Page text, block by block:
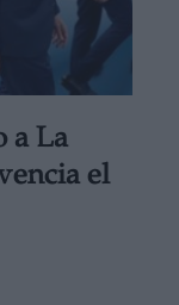
a La
el